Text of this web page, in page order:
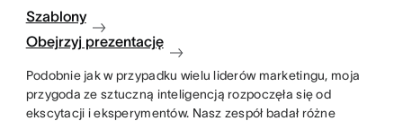
Szablony
Obejrzyj prezentację
Podobnie jak w przypadku wielu liderów marketingu, moja
przygoda ze sztuczną inteligencją rozpoczęła się od
ekscytacji i eksperymentów. Nasz zespół badał różne